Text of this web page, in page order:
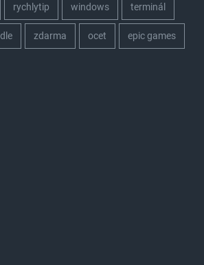
rychlytip windows terminál
zdarma ocet epic games